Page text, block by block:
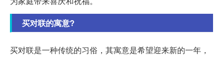
买对联的寓意?
买对联是一种传统的习俗，其寓意是希望迎来新的一年，